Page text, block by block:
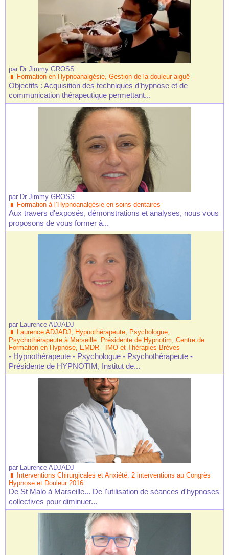
par Dr Jimmy GROSS
Formation en Hypnoanalgésie, Gestion de la douleur aiguë
Objectifs : Acquisition des techniques d’hypnose et de
communication thérapeutique permettant...
par Dr Jimmy GROSS
Formation à l’Hypnoanalgésie en soins dentaires
Aux travers d'exposés, démonstrations et analyses, nous vous
proposons de vous former à...
par Laurence ADJADJ
Laurence ADJADJ, Hypnothérapeute, Psychologue,
Psychothérapeute à Marseille. Présidente de Hypnotim, Centre de
Formation en Hypnose, EMDR - IMO et Thérapies Brèves
- Hypnothérapeute - Psychologue - Psychothérapeute -
Présidente de HYPNOTIM, Institut de...
par Laurence ADJADJ
Interventions Chirurgicales et Anxiété. 2 interventions au Congrès
Hypnose et Douleur 2016
De St Malo à Marseille... De l'utilisation de séances d'hypnoses
collectives pour diminuer...